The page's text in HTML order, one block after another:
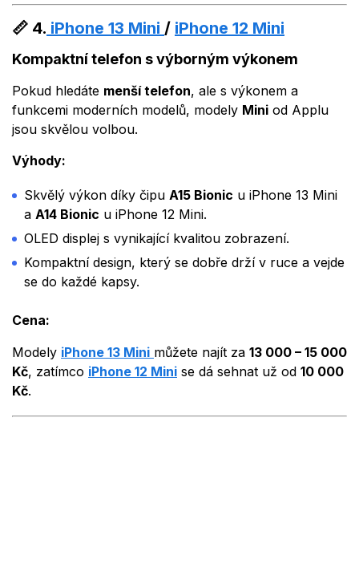
📏 4. iPhone 13 Mini / iPhone 12 Mini
Kompaktní telefon s výborným výkonem
Pokud hledáte menší telefon, ale s výkonem a
funkcemi moderních modelů, modely Mini od Applu
jsou skvělou volbou.
Výhody:
Skvělý výkon díky čipu A15 Bionic u iPhone 13 Mini
a A14 Bionic u iPhone 12 Mini.
OLED displej s vynikající kvalitou zobrazení.
Kompaktní design, který se dobře drží v ruce a vejde
se do každé kapsy.
Cena:
Modely iPhone 13 Mini můžete najít za 13 000 – 15 000
Kč, zatímco iPhone 12 Mini se dá sehnat už od 10 000
Kč.